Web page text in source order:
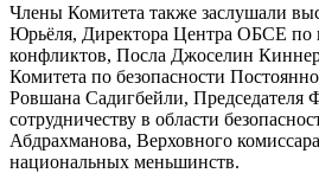
Члены Комитета также заслушали
Юрьёля, Директора Центра ОБСЕ по
конфликтов, Посла Джоселин
Комитета по безопасности
Ровшана Садигбейли, Председателя
сотрудничеству в области
Абдрахманова, Верховного
национальных меньшинств.